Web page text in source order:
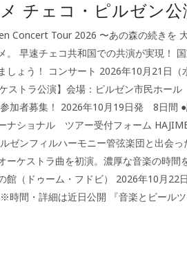
チェコ・ピルゼン公
Concert Tour 2026 〜あの森の続きを
。 早速チェコ共和国での共演が実現！
しょう！ コンサート 2026年10月21日
ストラ公演】会場：ピルゼン市民ホー
加者募集！ 2026年10月19日発 8日
ナショナル ツアー受付フォーム
ゼンフィルハーモニー管弦楽団と出会
ーケストラ曲を初演。濃厚な音楽の時
館（ドゥーム・フドビ） 2026年10月22
時間・詳細は近日公開 『音楽とビール